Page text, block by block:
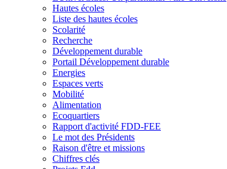
Hautes écoles
Liste des hautes écoles
Scolarité
Recherche
Développement durable
Portail Développement durable
Energies
Espaces verts
Mobilité
Alimentation
Ecoquartiers
Rapport d'activité FDD-FEE
Le mot des Présidents
Raison d'être et missions
Chiffres clés